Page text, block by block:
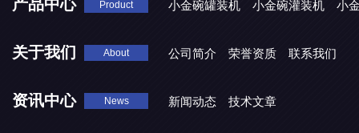
产品中心 Product 小金碗罐装机 小金碗灌装机 小
关于我们 About 公司简介 荣誉资质 联系我们
资讯中心 News 新闻动态 技术文章